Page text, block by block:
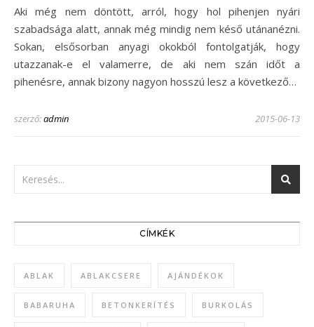
Aki még nem döntött, arról, hogy hol pihenjen nyári
szabadsága alatt, annak még mindig nem késő utánanézni.
Sokan, elsősorban anyagi okokból fontolgatják, hogy
utazzanak-e el valamerre, de aki nem szán időt a
pihenésre, annak bizony nagyon hosszú lesz a következő…
szerző:admin 2015-06-13
CÍMKÉK
ABLAK ABLAKCSERE AJÁNDÉKOK
BABARUHA BETONKERÍTÉS BURKOLÁS